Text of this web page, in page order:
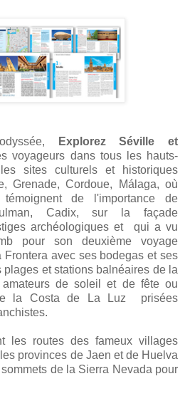
Explorez Séville et
voyageurs dans tous les hauts-
sites culturels et historiques
Grenade, Cordoue, Málaga, où
de l'importance de
Cadix, sur la façade
archéologiques et qui a vu
pour son deuxième voyage
Frontera avec ses bodegas et ses
et stations balnéaires de la
de soleil et de fête ou
la Costa de La Luz prisées
les routes des fameux villages
provinces de Jaen et de Huelva
de la Sierra Nevada pour